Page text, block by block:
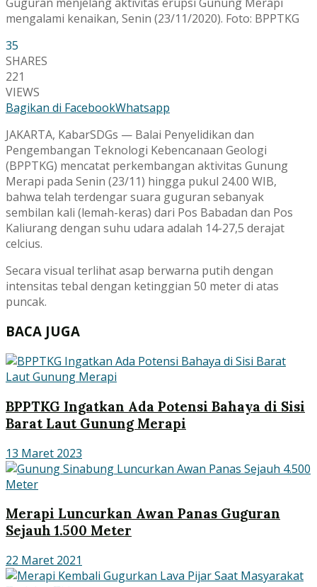
mengalami kenaikan, Senin (23/11/2020). Foto: BPPTKG
35
SHARES
221
VIEWS
Bagikan di FacebookWhatsapp
JAKARTA, KabarSDGs — Balai Penyelidikan dan
Pengembangan Teknologi Kebencanaan Geologi
(BPPTKG) mencatat perkembangan aktivitas Gunung
Merapi pada Senin (23/11) hingga pukul 24.00 WIB,
bahwa telah terdengar suara guguran sebanyak
sembilan kali (lemah-keras) dari Pos Babadan dan Pos
Kaliurang dengan suhu udara adalah 14-27,5 derajat
celcius.
Secara visual terlihat asap berwarna putih dengan
intensitas tebal dengan ketinggian 50 meter di atas
puncak.
BACA JUGA
BPPTKG Ingatkan Ada Potensi Bahaya di Sisi
Barat Laut Gunung Merapi
13 Maret 2023
Merapi Luncurkan Awan Panas Guguran
Sejauh 1.500 Meter
22 Maret 2021